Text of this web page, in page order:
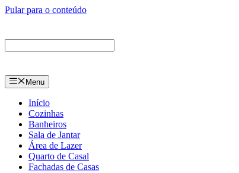
Pular para o conteúdo
Menu
Início
Cozinhas
Banheiros
Sala de Jantar
Área de Lazer
Quarto de Casal
Fachadas de Casas